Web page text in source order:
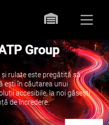
Group
rulate este pregătită să
ești în căutarea unui
accesibile, la noi găsești
de încredere.